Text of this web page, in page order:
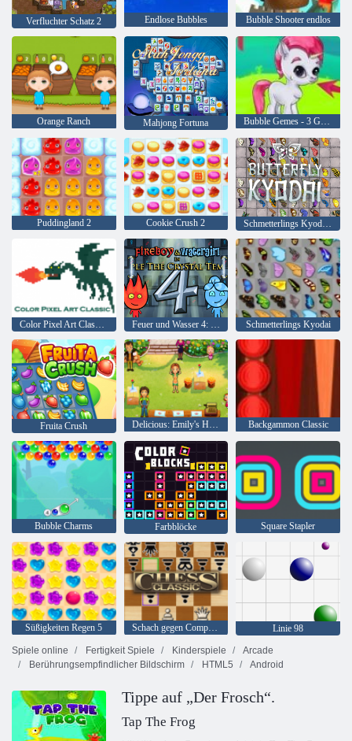
Verfluchter Schatz 2 Endlose Bubbles Bubble Shooter endlos
Orange Ranch Mahjong Fortuna Bubble Gemes - 3 Gewinnt
Puddingland 2 Cookie Crush 2 Schmetterlings Kyodai HD
Color Pixel Art Classic Classic Feuer und Wasser 4: Kristalltempel Schmetterlings Kyodai
Fruita Crush Delicious: Emily's Home, Sweet Home Backgammon Classic
Bubble Charms Farbblöcke Square Stapler
Süßigkeiten Regen 5 Schach gegen Computer
Linie 98
Spiele online
Fertigkeit Spiele Kinderspiele
Arcade
Berührungsempfindlicher Bildschirm
HTML5 Android
Tippe auf „Der Frosch“.
Tap The Frog